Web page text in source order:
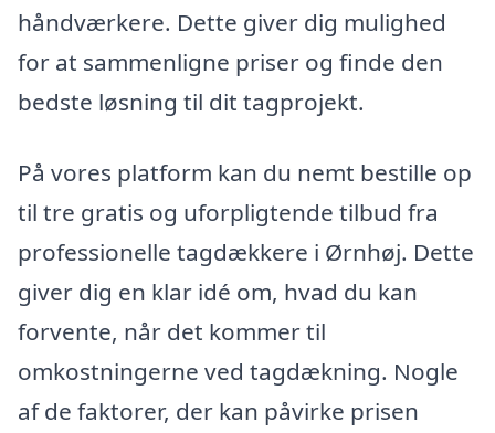
håndværkere. Dette giver dig mulighed
for at sammenligne priser og finde den
bedste løsning til dit tagprojekt.
På vores platform kan du nemt bestille op
til tre gratis og uforpligtende tilbud fra
professionelle tagdækkere i Ørnhøj. Dette
giver dig en klar idé om, hvad du kan
forvente, når det kommer til
omkostningerne ved tagdækning. Nogle
af de faktorer, der kan påvirke prisen